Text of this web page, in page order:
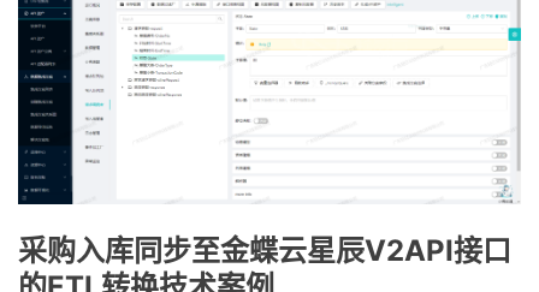
采购入库同步至金蝶云星辰V2API接口